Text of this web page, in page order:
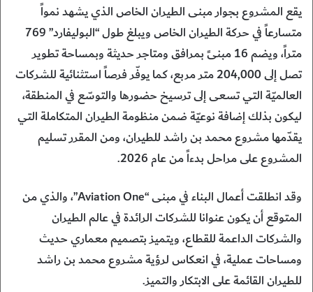
يقع المشروع بجوار مبنى الطيران الخاص الذي يشهد نمواً
متسارعاً في حركة الطيران الخاص ويبلغ طول “البوليفارد” 769
متراً، ويضم 16 مبنىً بمرافق ومتاجر حديثة وبمساحة تطوير
تصل إلى 204,000 متر مربع، كما يوفّر فرصاً استثنائية للشركات
العالميّة التي تسعى إلى ترسيخ حضورها والتوسّع في المنطقة،
ليكون بذلك إضافة نوعيّة ضمن منظومة الطيران المتكاملة التي
يقدّمها مشروع محمد بن راشد للطيران، ومن المقرر تسليم
المشروع على مراحل بدءاً من عام 2026.
وقد انطلقت أعمال البناء في مبنى “Aviation One”، والذي من
المتوقع أن يكون عنوانا للشركات الرائدة في عالم الطيران
والشركات الداعمة للقطاع، ويتميز بتصميم معماري حديث
ومساحات عملية، في انعكاس لرؤية مشروع محمد بن راشد
للطيران القائمة على الابتكار والتميز.